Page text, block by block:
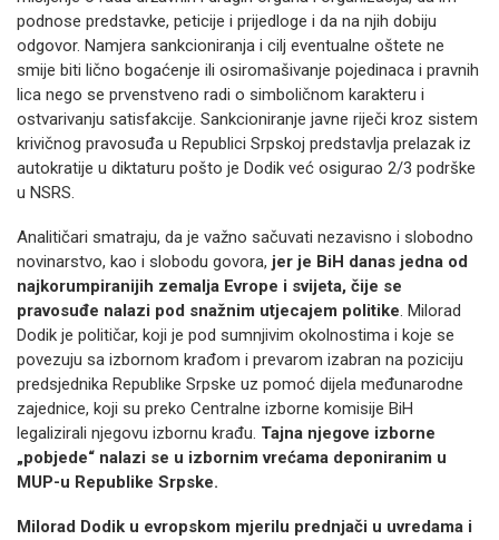
podnose predstavke, peticije i prijedloge i da na njih dobiju
odgovor. Namjera sankcioniranja i cilj eventualne oštete ne
smije biti lično bogaćenje ili osiromašivanje pojedinaca i pravnih
lica nego se prvenstveno radi o simboličnom karakteru i
ostvarivanju satisfakcije. Sankcioniranje javne riječi kroz sistem
krivičnog pravosuđa u Republici Srpskoj predstavlja prelazak iz
autokratije u diktaturu pošto je Dodik već osigurao 2/3 podrške
u NSRS.
Analitičari smatraju, da je važno sačuvati nezavisno i slobodno
novinarstvo, kao i slobodu govora, jer je BiH danas jedna od
najkorumpiranijih zemalja Evrope i svijeta, čije se
pravosuđe nalazi pod snažnim utjecajem politike. Milorad
Dodik je političar, koji je pod sumnjivim okolnostima i koje se
povezuju sa izbornom krađom i prevarom izabran na poziciju
predsjednika Republike Srpske uz pomoć dijela međunarodne
zajednice, koji su preko Centralne izborne komisije BiH
legalizirali njegovu izbornu krađu. Tajna njegove izborne
„pobjede“ nalazi se u izbornim vrećama deponiranim u
MUP-u Republike Srpske.
Milorad Dodik u evropskom mjerilu prednjači u uvredama i